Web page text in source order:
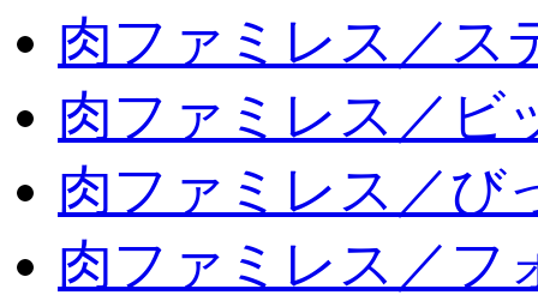
肉ファミレス／ス
肉ファミレス／ビ
肉ファミレス／び
肉ファミレス／フ